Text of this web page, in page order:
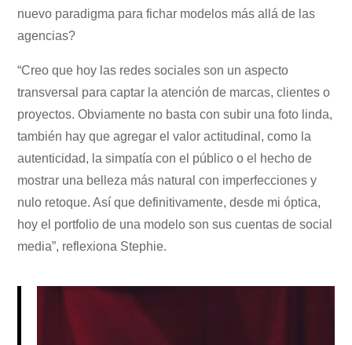
nuevo paradigma para fichar modelos más allá de las
agencias?
“Creo que hoy las redes sociales son un aspecto
transversal para captar la atención de marcas, clientes o
proyectos. Obviamente no basta con subir una foto linda,
también hay que agregar el valor actitudinal, como la
autenticidad, la simpatía con el público o el hecho de
mostrar una belleza más natural con imperfecciones y
nulo retoque. Así que definitivamente, desde mi óptica,
hoy el portfolio de una modelo son sus cuentas de social
media”, reflexiona Stephie.